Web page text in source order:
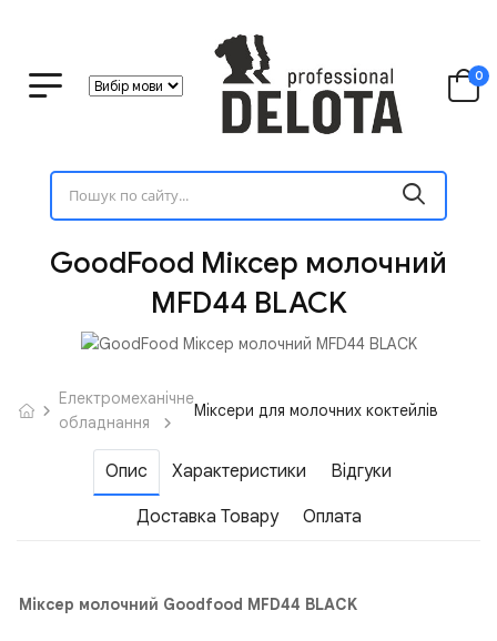
0
GoodFood Міксер молочний
MFD44 BLACK
Електромеханічне
обладнання
Міксери для молочних коктейлів
Опис Характеристики Відгуки
Доставка Товару Оплата
Міксер молочний Goodfood MFD44 BLACK